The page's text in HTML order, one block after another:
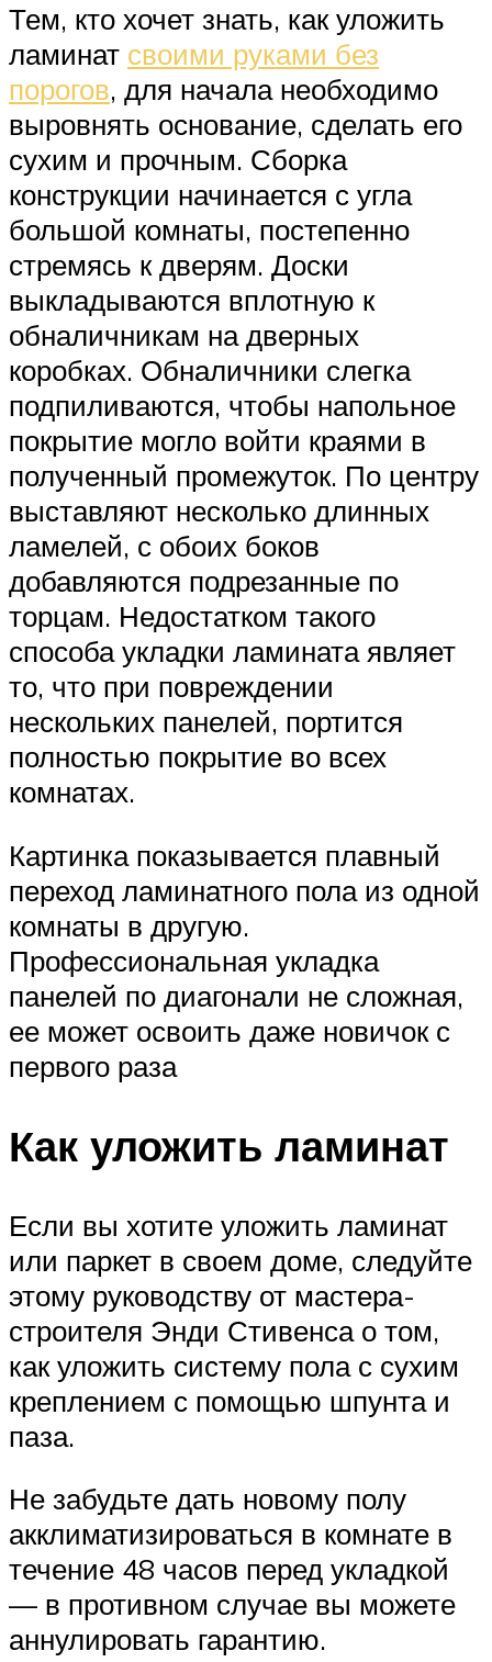
Тем, кто хочет знать, как уложить
ламинат своими руками без
порогов, для начала необходимо
выровнять основание, сделать его
сухим и прочным. Сборка
конструкции начинается с угла
большой комнаты, постепенно
стремясь к дверям. Доски
выкладываются вплотную к
обналичникам на дверных
коробках. Обналичники слегка
подпиливаются, чтобы напольное
покрытие могло войти краями в
полученный промежуток. По центру
выставляют несколько длинных
ламелей, с обоих боков
добавляются подрезанные по
торцам. Недостатком такого
способа укладки ламината являет
то, что при повреждении
нескольких панелей, портится
полностью покрытие во всех
комнатах.
Картинка показывается плавный
переход ламинатного пола из одной
комнаты в другую.
Профессиональная укладка
панелей по диагонали не сложная,
ее может освоить даже новичок с
первого раза
Как уложить ламинат
Если вы хотите уложить ламинат
или паркет в своем доме, следуйте
этому руководству от мастера-
строителя Энди Стивенса о том,
как уложить систему пола с сухим
креплением с помощью шпунта и
паза.
Не забудьте дать новому полу
акклиматизироваться в комнате в
течение 48 часов перед укладкой
— в противном случае вы можете
аннулировать гарантию.